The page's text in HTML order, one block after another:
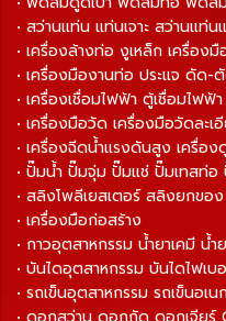
• สว่านแท่น แท่นเจาะ สว่านแท่น
• เครื่องล้างท่อ งูเหล็ก เครื่อ
• เครื่องมืองานท่อ ประแจ ดัด
• เครื่องเชื่อมไฟฟ้า ตู้เชื่อมไฟ
• เครื่องมือวัด เครื่องมือวัดละเ
• เครื่องฉีดน้ำแรงดันสูง เครื่อ
• ปั๊มน้ำ ปั๊มจุ่ม ปั๊มแช่ ปั๊มเทสท่
• สลิงโพลีเยสเตอร์ สลิงยกของ
• เครื่องมือก่อสร้าง
• กาวอุตสาหกรรม น้ำยาเคมี น้ำ
• บันไดอุตสาหกรรม บันไดไฟเ
• รถเข็นอุตสาหกรรม รถเข็นอเ